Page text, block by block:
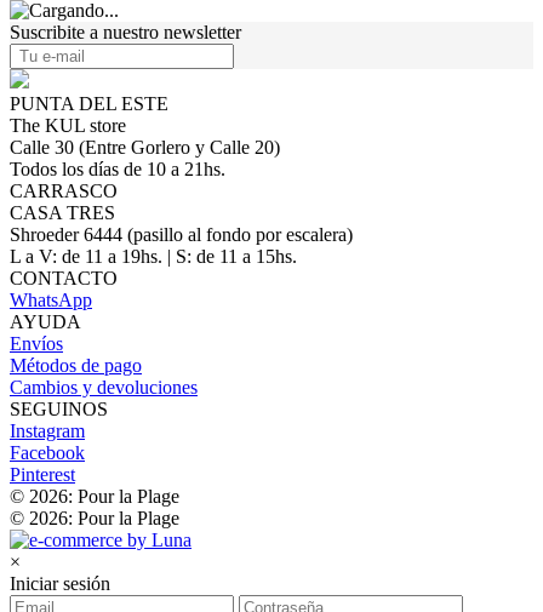
Suscribite a nuestro newsletter
PUNTA DEL ESTE
The KUL store
Calle 30 (Entre Gorlero y Calle 20)
Todos los días de 10 a 21hs.
CARRASCO
CASA TRES
Shroeder 6444 (pasillo al fondo por escalera)
L a V: de 11 a 19hs. | S: de 11 a 15hs.
CONTACTO
WhatsApp
AYUDA
Envíos
Métodos de pago
Cambios y devoluciones
SEGUINOS
Instagram
Facebook
Pinterest
© 2026: Pour la Plage
© 2026: Pour la Plage
×
Iniciar sesión